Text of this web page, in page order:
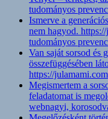
tudományos
Ismerve a
nem hagyod.
tudományos
Van saját sorsod és
összefüggésében
https://julamami.com
Megismertem a
feladatomat is
webnagyi,